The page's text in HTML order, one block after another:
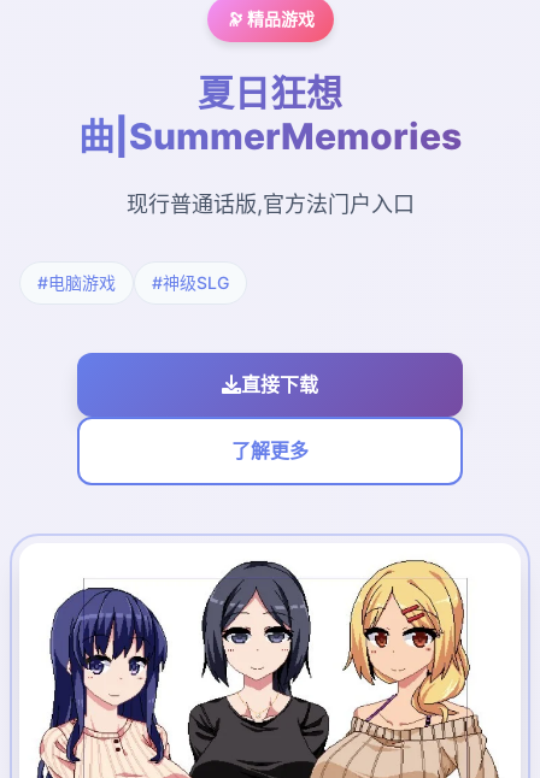
🔭 精品游戏
夏日狂想
曲|SummerMemories
现行普通话版,官方法门户入口
#电脑游戏 #神级SLG
直接下载
了解更多